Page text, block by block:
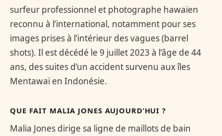
surfeur professionnel et photographe hawaïen
reconnu à l’international, notamment pour ses
images prises à l’intérieur des vagues (barrel
shots). Il est décédé le 9 juillet 2023 à l’âge de 44
ans, des suites d’un accident survenu aux îles
Mentawai en Indonésie.
QUE FAIT MALIA JONES AUJOURD’HUI ?
Malia Jones dirige sa ligne de maillots de bain